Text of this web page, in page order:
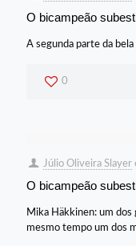
O bicampeão
A segunda parte da
0
Júlio Oliveira Slayer
O bicampeão
Mika Häkkinen: um dos
mesmo tempo um dos